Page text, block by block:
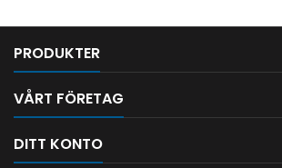
PRODUKTER
VÅRT FÖRETAG
DITT KONTO